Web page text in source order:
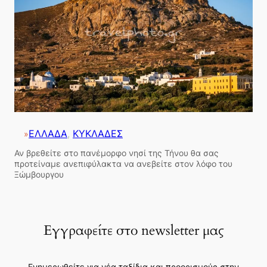
»ΕΛΛΑΔΑ, ΚΥΚΛΑΔΕΣ
Αν βρεθείτε στο πανέμορφο νησί της Τήνου θα σας
προτείναμε ανεπιφύλακτα να ανεβείτε στον λόφο του
Ξώμβουργου
Εγγραφείτε στο newsletter μας